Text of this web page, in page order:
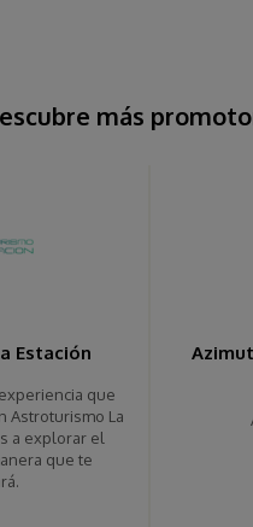
más
Estación
que
Astroturismo La
a explorar el
que te